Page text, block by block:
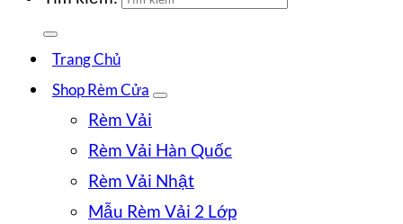
Trang Chủ
Shop Rèm Cửa
Rèm Vải
Rèm Vải Hàn Quốc
Rèm Vải Nhật
Mẫu Rèm Vải 2 Lớp